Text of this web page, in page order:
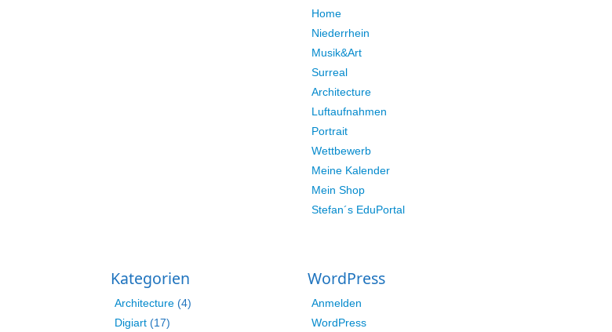
Home
Niederrhein
Musik&Art
Surreal
Architecture
Luftaufnahmen
Portrait
Wettbewerb
Meine Kalender
Mein Shop
Stefan´s EduPortal
Kategorien
Architecture(4)
Digiart(17)
WordPress
Anmelden
WordPress